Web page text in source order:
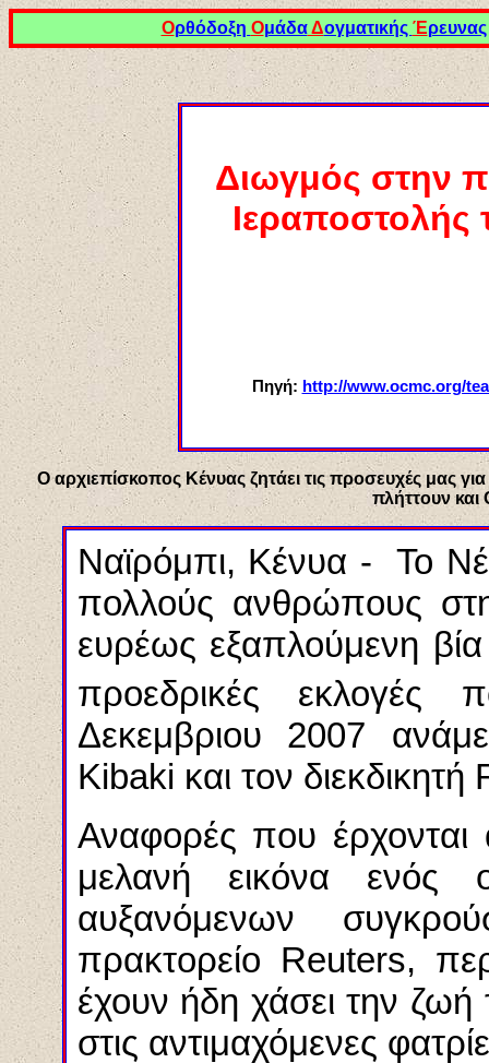
Ορθόδοξη ΟμάδαΔογματικής Έρευνας
Διωγμός στην
Ιεραποστολής
Πηγή: http://www.ocmc.org/
Ο αρχιεπίσκοπος Κένυας ζητάει τις προσευχές μας
πλήττουν και
Ναϊρόμπι, Κένυα - Το
πολλούς ανθρώπους
ευρέως εξαπλούμενη
προεδρικές
Δεκεμβριου 2007
Kibaki και τον διεκδικητή
Αναφορές που
μελανή εικόνα ενός
αυξανόμενων
πρακτορείο Reuters,
έχουν ήδη χάσει την ζωή
στις αντιμαχόμενες